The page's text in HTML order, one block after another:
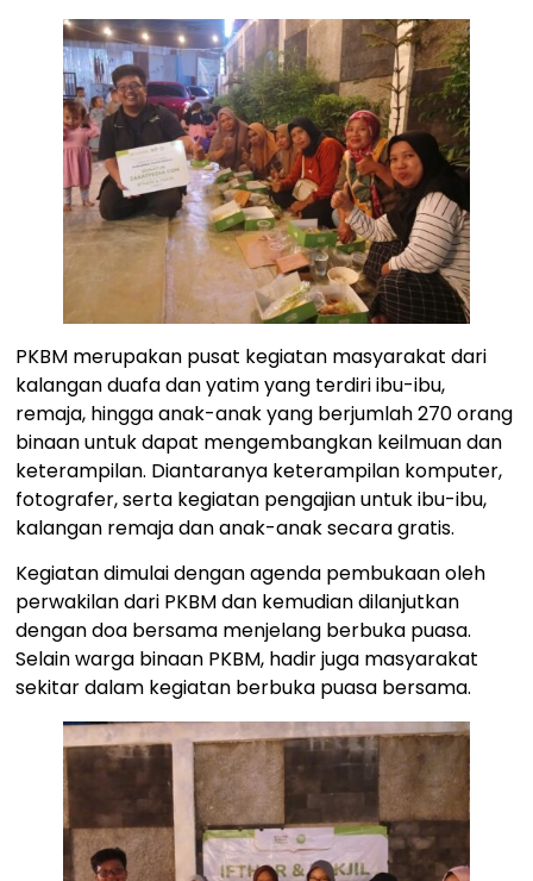
PKBM merupakan pusat kegiatan masyarakat dari
kalangan duafa dan yatim yang terdiri ibu-ibu,
remaja, hingga anak-anak yang berjumlah 270 orang
binaan untuk dapat mengembangkan keilmuan dan
keterampilan. Diantaranya keterampilan komputer,
fotografer, serta kegiatan pengajian untuk ibu-ibu,
kalangan remaja dan anak-anak secara gratis.
Kegiatan dimulai dengan agenda pembukaan oleh
perwakilan dari PKBM dan kemudian dilanjutkan
dengan doa bersama menjelang berbuka puasa.
Selain warga binaan PKBM, hadir juga masyarakat
sekitar dalam kegiatan berbuka puasa bersama.